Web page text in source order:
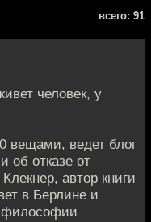
всего: 91
человек, у
вещами, ведет блог
об отказе от
автор книги
в Берлине и
философии